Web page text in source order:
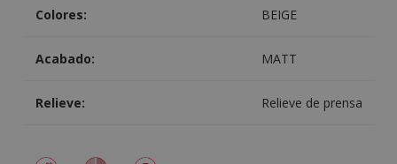
Colores: BEIGE
Acabado: MATT
Relieve: Relieve de prensa